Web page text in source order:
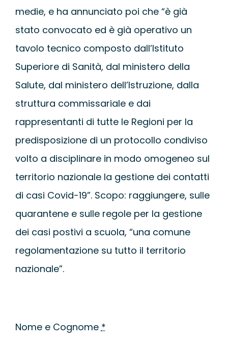
medie, e ha annunciato poi che “è già
stato convocato ed è già operativo un
tavolo tecnico composto dall’Istituto
Superiore di Sanità, dal ministero della
Salute, dal ministero dell’Istruzione, dalla
struttura commissariale e dai
rappresentanti di tutte le Regioni per la
predisposizione di un protocollo condiviso
volto a disciplinare in modo omogeneo sul
territorio nazionale la gestione dei contatti
di casi Covid-19”. Scopo: raggiungere, sulle
quarantene e sulle regole per la gestione
dei casi postivi a scuola, “una comune
regolamentazione su tutto il territorio
nazionale”.
Nome e Cognome *